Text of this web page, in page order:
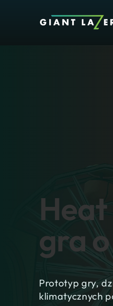
gra
Prototyp gry,
klimatycznych